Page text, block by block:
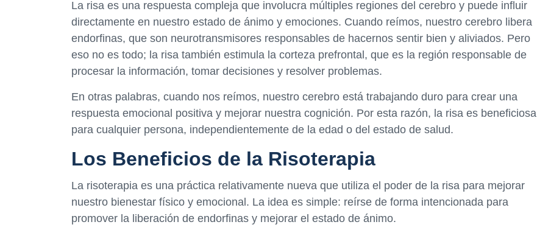
La risa es una respuesta compleja que involucra múltiples regiones del cerebro y puede influir
directamente en nuestro estado de ánimo y emociones. Cuando reímos, nuestro cerebro libera
endorfinas, que son neurotransmisores responsables de hacernos sentir bien y aliviados. Pero
eso no es todo; la risa también estimula la corteza prefrontal, que es la región responsable de
procesar la información, tomar decisiones y resolver problemas.
En otras palabras, cuando nos reímos, nuestro cerebro está trabajando duro para crear una
respuesta emocional positiva y mejorar nuestra cognición. Por esta razón, la risa es beneficiosa
para cualquier persona, independientemente de la edad o del estado de salud.
Los Beneficios de la Risoterapia
La risoterapia es una práctica relativamente nueva que utiliza el poder de la risa para mejorar
nuestro bienestar físico y emocional. La idea es simple: reírse de forma intencionada para
promover la liberación de endorfinas y mejorar el estado de ánimo.